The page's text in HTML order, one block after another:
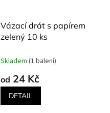
Vázací drát s papírem
zelený 10 ks
Skladem (1 balení)
od 24 Kč
DETAIL